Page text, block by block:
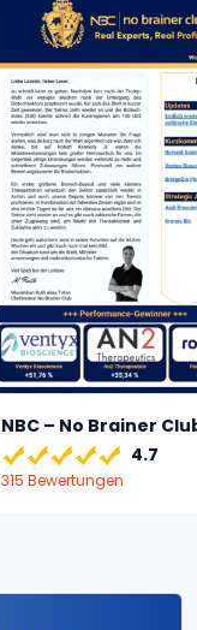
NBC – No Brainer
4.7
315 Bewertungen